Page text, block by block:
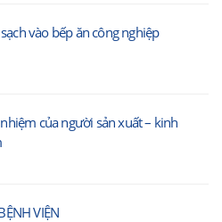
vào bếp ăn công nghiệp
của người sản xuất – kinh
VIỆN